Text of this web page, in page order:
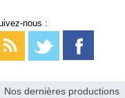
nous :
Nos dernières productions